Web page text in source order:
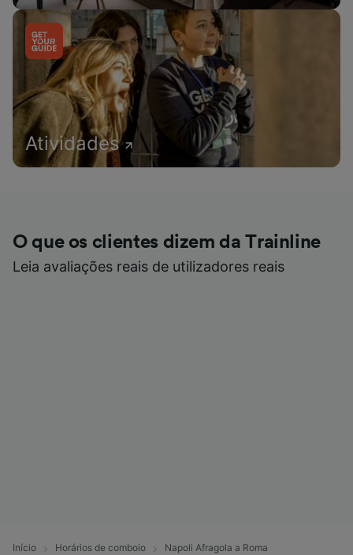
Atividades
O que os clientes dizem da Trainline
Leia avaliações reais de utilizadores reais
Início Horários de comboio Napoli Afragola a Roma